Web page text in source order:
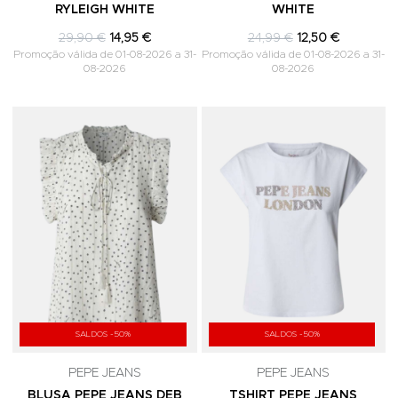
RYLEIGH WHITE
29,90 € 14,95 €
Promoção válida de 01-08-2026 a 31-
08-2026
WHITE
24,99 € 12,50 €
Promoção válida de 01-08-2026 a 31-
08-2026
SALDOS -50%
PEPE JEANS
BLUSA PEPE JEANS DEB
SALDOS -50%
PEPE JEANS
TSHIRT PEPE JEANS